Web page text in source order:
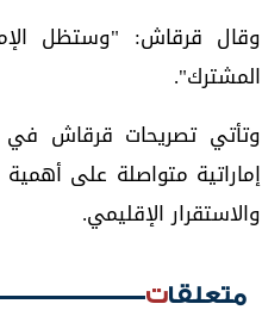
وقال قرقاش: "وستظل
المشترك".
وتأتي تصريحات قرقاش
إماراتية متواصلة على أهمية
والاستقرار الإقليمي.
متعلقات